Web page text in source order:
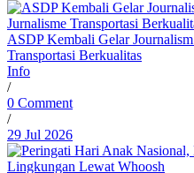
ASDP Kembali Gelar
Transportasi Berkualitas
Info
/
0 Comment
/
29 Jul 2026